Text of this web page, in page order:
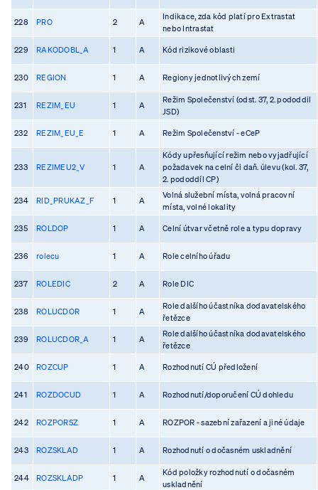
228 PRO 2 A
Indikace, zda kód platí pro Extrastat
nebo Intrastat
229 RAKODOBL_A 1 A Kód rizikové oblasti
230 REGION 1 A Regiony jednotlivých zemí
231 REZIM_EU 1 A
Režim Společenství (odst. 37, 2. pododdil
JSD)
232 REZIM_EU_E 1 A Režim Společenství - eCeP
233 REZIMEU2_V 1 A
Kódy upřesňující režim nebo vyjadřující
požadavek na celní či daň. úlevu (kol. 37,
2. pododdíl CP)
234 RID_PRUKAZ_F 1 A
Volná služební místa, volná pracovní
místa, volné lokality
235 ROLDOP 1 A Celní útvar včetně role a typu dopravy
236 rolecu 1 A Role celního úřadu
237 ROLEDIC 2 A Role DIC
238 ROLUCDOR 1 A
Role dalšího účastníka dodavatelského
řetězce
239 ROLUCDOR_A 1 A
Role dalšího účastníka dodavatelského
řetězce
240 ROZCUP 1 A Rozhodnutí CÚ předložení
241 ROZDOCUD 1 A Rozhodnutí/doporučení CÚ dohledu
242 ROZPORSZ 1 A ROZPOR - sazební zařazení a jiné údaje
243 ROZSKLAD 1 A Rozhodnutí o dočasném uskladnění
244 ROZSKLADP 1 A
Kód položky rozhodnutí o dočasném
uskladnění